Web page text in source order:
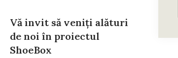
Vă invit să veniţi alături
de noi în proiectul
ShoeBox